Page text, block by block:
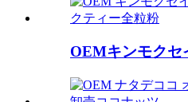
OEMキンモクセ